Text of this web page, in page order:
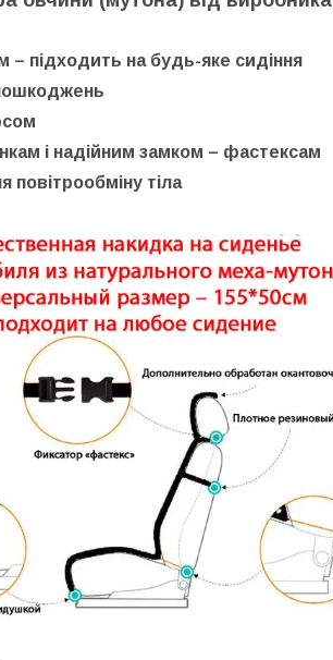
– підходить на будь-яке сидіння
і надійним замком – фастексам
тіла